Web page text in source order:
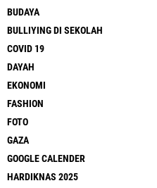
BUDAYA
BULLIYING DI SEKOLAH
COVID 19
DAYAH
EKONOMI
FASHION
FOTO
GAZA
GOOGLE CALENDER
HARDIKNAS 2025